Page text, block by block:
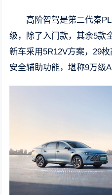
高阶智驾是第二代秦
级，除了入门款，其余5款
新车采用5R12V方案，29
安全辅助功能，堪称9万级A